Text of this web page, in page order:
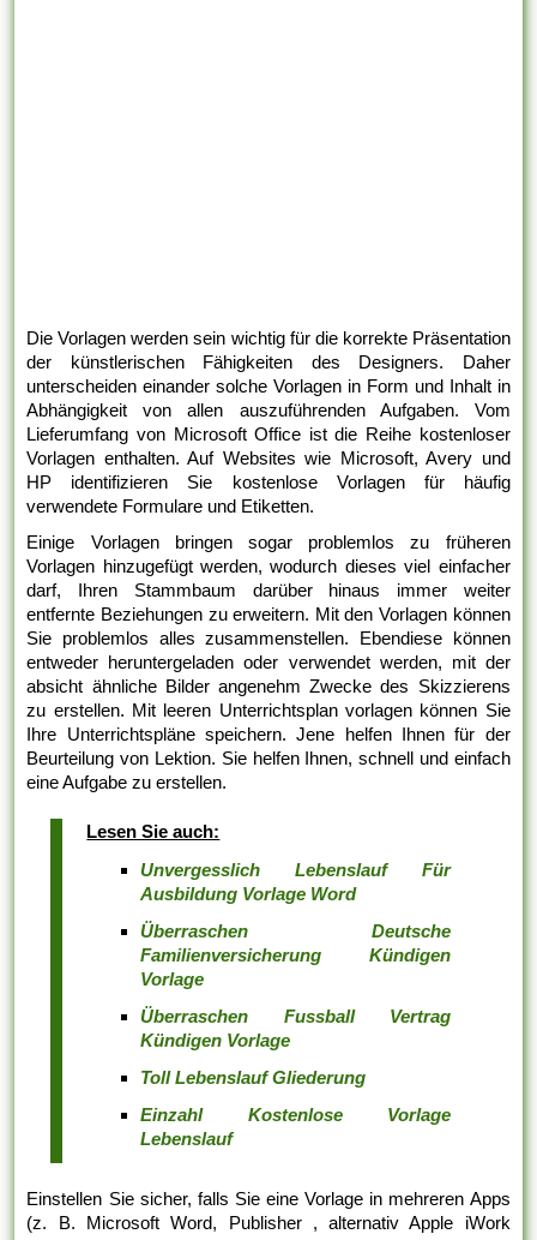
Die Vorlagen werden sein wichtig für die korrekte Präsentation
der künstlerischen Fähigkeiten des Designers. Daher
unterscheiden einander solche Vorlagen in Form und Inhalt in
Abhängigkeit von allen auszuführenden Aufgaben. Vom
Lieferumfang von Microsoft Office ist die Reihe kostenloser
Vorlagen enthalten. Auf Websites wie Microsoft, Avery und
HP identifizieren Sie kostenlose Vorlagen für häufig
verwendete Formulare und Etiketten.
Einige Vorlagen bringen sogar problemlos zu früheren
Vorlagen hinzugefügt werden, wodurch dieses viel einfacher
darf, Ihren Stammbaum darüber hinaus immer weiter
entfernte Beziehungen zu erweitern. Mit den Vorlagen können
Sie problemlos alles zusammenstellen. Ebendiese können
entweder heruntergeladen oder verwendet werden, mit der
absicht ähnliche Bilder angenehm Zwecke des Skizzierens
zu erstellen. Mit leeren Unterrichtsplan vorlagen können Sie
Ihre Unterrichtspläne speichern. Jene helfen Ihnen für der
Beurteilung von Lektion. Sie helfen Ihnen, schnell und einfach
eine Aufgabe zu erstellen.
Lesen Sie auch:
Unvergesslich Lebenslauf Für
Ausbildung Vorlage Word
Überraschen Deutsche
Familienversicherung Kündigen
Vorlage
Überraschen Fussball Vertrag
Kündigen Vorlage
Toll Lebenslauf Gliederung
Einzahl Kostenlose Vorlage
Lebenslauf
Einstellen Sie sicher, falls Sie eine Vorlage in mehreren Apps
(z. B. Microsoft Word, Publisher , alternativ Apple iWork